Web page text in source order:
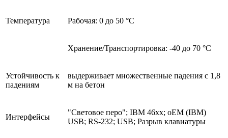
Температура Рабочая: 0 до 50 °C
Хранение/Транспортировка: -40 до 70 °C
Устойчивость к
падениям
выдерживает множественные падения с 1,8
м на бетон
Интерфейсы
"Световое перо"; IBM 46xx; oEM (IBM)
USB; RS-232; USB; Разрыв клавиатуры